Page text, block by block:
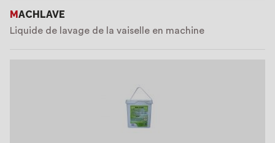
MACHLAVE
Liquide de lavage de la vaiselle en machine